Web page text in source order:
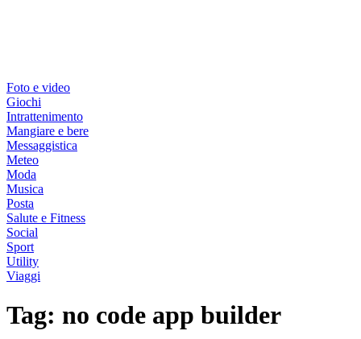
Foto e video
Giochi
Intrattenimento
Mangiare e bere
Messaggistica
Meteo
Moda
Musica
Posta
Salute e Fitness
Social
Sport
Utility
Viaggi
Tag: no code app builder